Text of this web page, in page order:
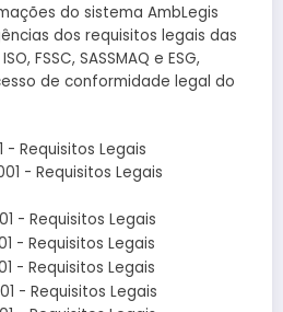
do sistema AmbLegis
dos requisitos legais das
FSSC, SASSMAQ e ESG,
de conformidade legal do